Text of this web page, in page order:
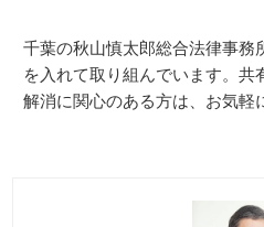
千葉の秋山慎太郎総合法律事務
を入れて取り組んでいます。
解消に関心のある方は、お気軽